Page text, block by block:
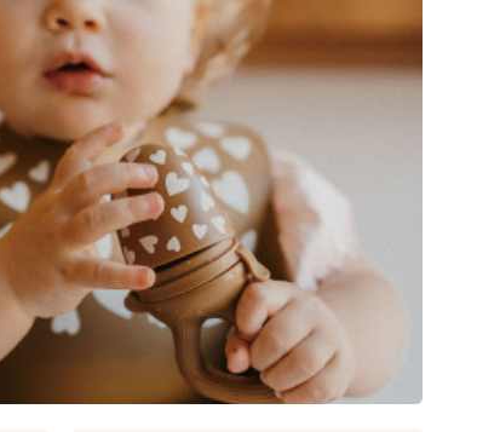
Prix, croissant
Prix, décroissant